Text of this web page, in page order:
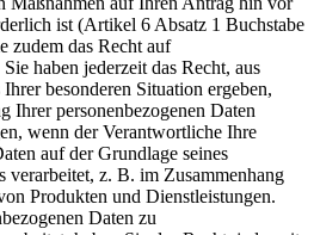
ist (Artikel 6 Absatz 1 Buchstabe
zudem das Recht auf
haben jederzeit das Recht, aus
besonderen Situation ergeben,
Ihrer personenbezogenen Daten
wenn der Verantwortliche Ihre
auf der Grundlage seines
verarbeitet, z. B. im Zusammenhang
Produkten und Dienstleistungen.
Daten zu